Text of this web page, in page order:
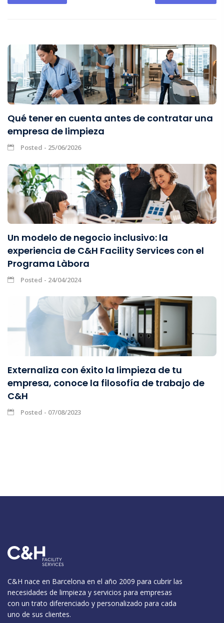
Qué tener en cuenta antes de contratar una
empresa de limpieza
Posted - 25/06/2026
Un modelo de negocio inclusivo: la
experiencia de C&H Facility Services con el
Programa Làbora
Posted - 24/04/2024
Externaliza con éxito la limpieza de tu
empresa, conoce la filosofía de trabajo de
C&H
Posted - 07/08/2023
C&H nace en Barcelona en el año 2009 para cubrir las
necesidades de limpieza y servicios para empresas
con un trato diferenciado y personalizado para cada
uno de sus clientes.